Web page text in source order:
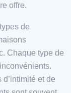
offre.
de
Chaque type de
et de